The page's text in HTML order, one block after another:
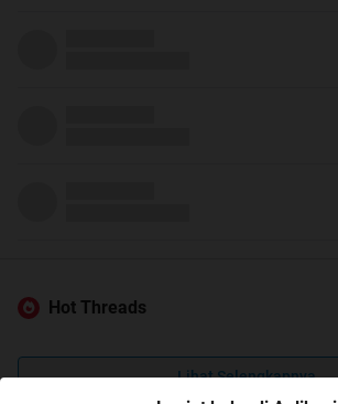
Hot Threads
Lihat Selengkapnya